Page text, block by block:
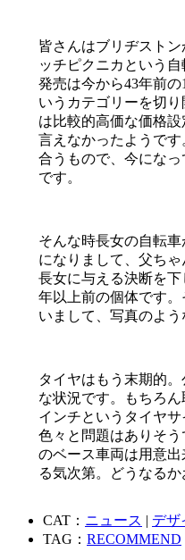
皆さんはブリヂスト
ッチピクニカという
発売は今から43年前
いうカテゴリーを切
は比較的高価な価格
言えなかったようで
合うもので、今にな
です。
そんな時長女の自転
になりまして、父ち
長女に与える決断を
年以上前の個体です
いまして、写真のよう
タイヤはもう末期的
な状況です。もちろ
インチというタイヤサ
色々と問題はありそ
のベース車両は用意
る気次第。どうなるか
CAT： ニュース | デザ
TAG： RECOMMEND